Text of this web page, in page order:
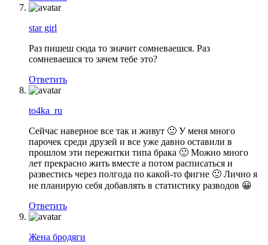
star girl
Раз пишеш сюда то значит сомневаешся. Раз
сомневаешся то зачем тебе это?
Ответить
to4ka_ru
Сейчас наверное все так и живут 🙂 У меня много
парочек среди друзей и все уже давно оставили в
прошлом эти пережитки типа брака 🙂 Можно много
лет прекрасно жить вместе а потом расписаться и
развестись через полгода по какой-то фигне 🙂 Лично я
не планирую себя добавлять в статистику разводов 😀
Ответить
Жена бродяги